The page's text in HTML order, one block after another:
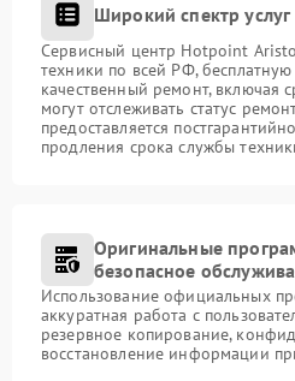
Широкий спектр услуг
Сервисный центр Hotpoint
техники по всей РФ, бесплатную
качественный ремонт, включая
могут отслеживать статус
предоставляется
продления срока службы
Оригинальные
безопасное
Использование официальных
аккуратная работа с
резервное копирование,
восстановление информации